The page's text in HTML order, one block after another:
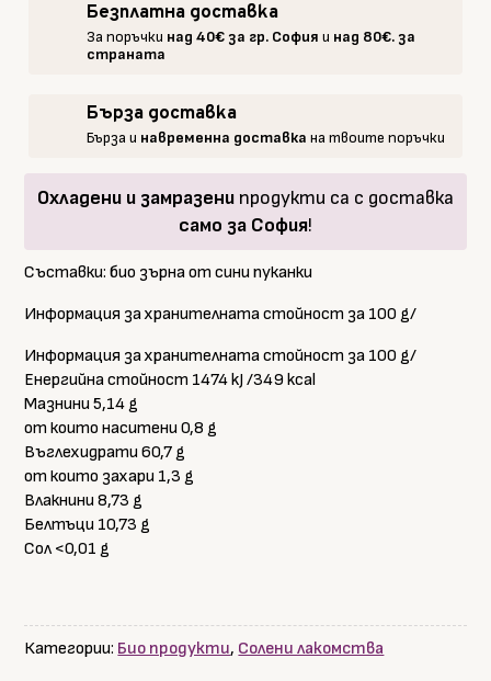
Безплатна доставка
За поръчки над 40€ за гр. София и над 80€. за
страната
Бърза доставка
Бърза и навременна доставка на твоите поръчки
Охладени и замразени продукти са с доставка
само за София!
Съставки: био зърна от сини пуканки
Информация за хранителната стойност за 100 g/
Информация за хранителната стойност за 100 g/
Енергийна стойност 1474 kJ /349 kcal
Мазнини 5,14 g
от които наситени 0,8 g
Въглехидрати 60,7 g
от които захари 1,3 g
Влакнини 8,73 g
Белтъци 10,73 g
Сол <0,01 g
Категории: Био продукти, Солени лакомства